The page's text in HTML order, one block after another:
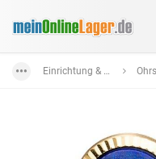
Einrichtung & Wohnaccessoires